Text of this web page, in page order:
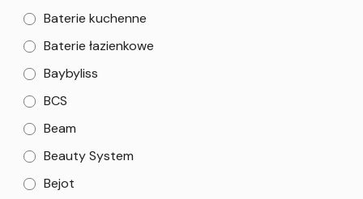
Baterie kuchenne
Baterie łazienkowe
Baybyliss
BCS
Beam
Beauty System
Bejot